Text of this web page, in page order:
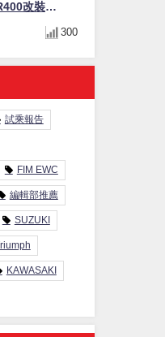
改裝
女車主的機車
300
試乘報告
FIM EWC
編輯部推薦
SUZUKI
KAWASAKI